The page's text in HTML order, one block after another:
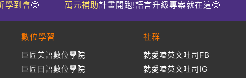
學到會🤩 萬元補助計畫開跑!語言升級專案就在這🤩
數位學習
巨匠美語數位學院
巨匠日語數位學院
社群
就愛嗑英文吐司FB
就愛嗑英文吐司IG